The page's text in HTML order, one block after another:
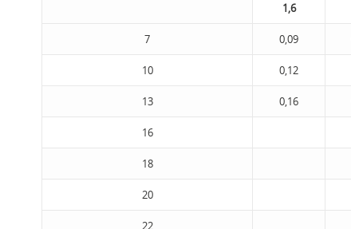
1,6
7 0,09
10 0,12
13 0,16
16
18
20
22